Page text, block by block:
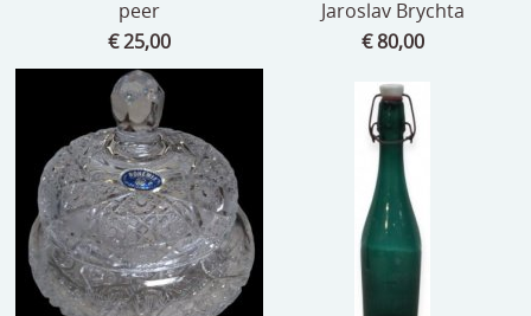
peer
€ 25,00
Jaroslav Brychta
€ 80,00